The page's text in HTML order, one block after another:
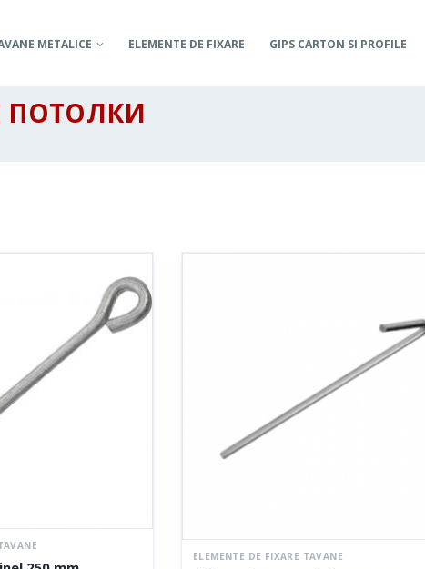
METALICE ELEMENTE DE FIXARE GIPS CARTON SI PROFILE
ПОТОЛКИ
ELEMENTE DE FIXARE TAVANE